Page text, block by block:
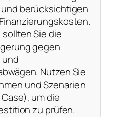
berücksichtigen
Sie die
gegen
Nutzen Sie
und Szenarien
um die
zu prüfen.